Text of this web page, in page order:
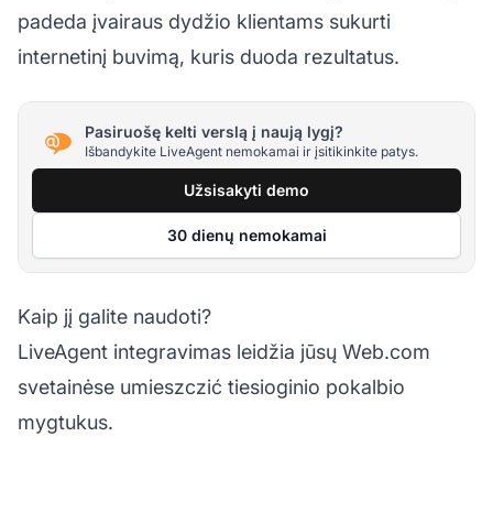
padeda įvairaus dydžio klientams sukurti
internetinį buvimą, kuris duoda rezultatus.
Pasiruošę kelti verslą į naują lygį?
Išbandykite LiveAgent nemokamai ir įsitikinkite patys.
Užsisakyti demo
30 dienų nemokamai
Kaip jį galite naudoti?
LiveAgent integravimas leidžia jūsų Web.com
svetainėse umieszczić tiesioginio pokalbio
mygtukus.